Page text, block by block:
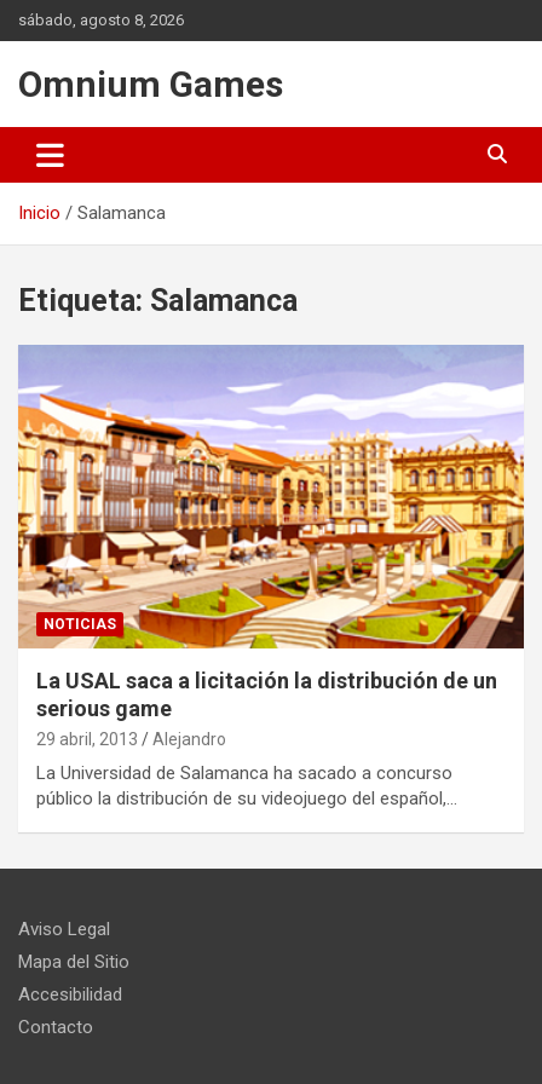
Saltar
al
sábado, agosto 8, 2026
Omnium Games
Inicio Salamanca
Etiqueta: Salamanca
NOTICIAS
La USAL saca a licitación la distribución de un
serious game
29 abril, 2013 Alejandro
La Universidad de Salamanca ha sacado a concurso
público la distribución de su videojuego del español,…
Aviso Legal
Mapa del Sitio
Accesibilidad
Contacto